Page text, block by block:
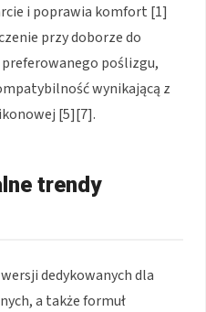
i poprawia komfort [1]
przy doborze do
poślizgu,
wynikającą z
[5][7].
trendy
dedykowanych dla
a także formuł